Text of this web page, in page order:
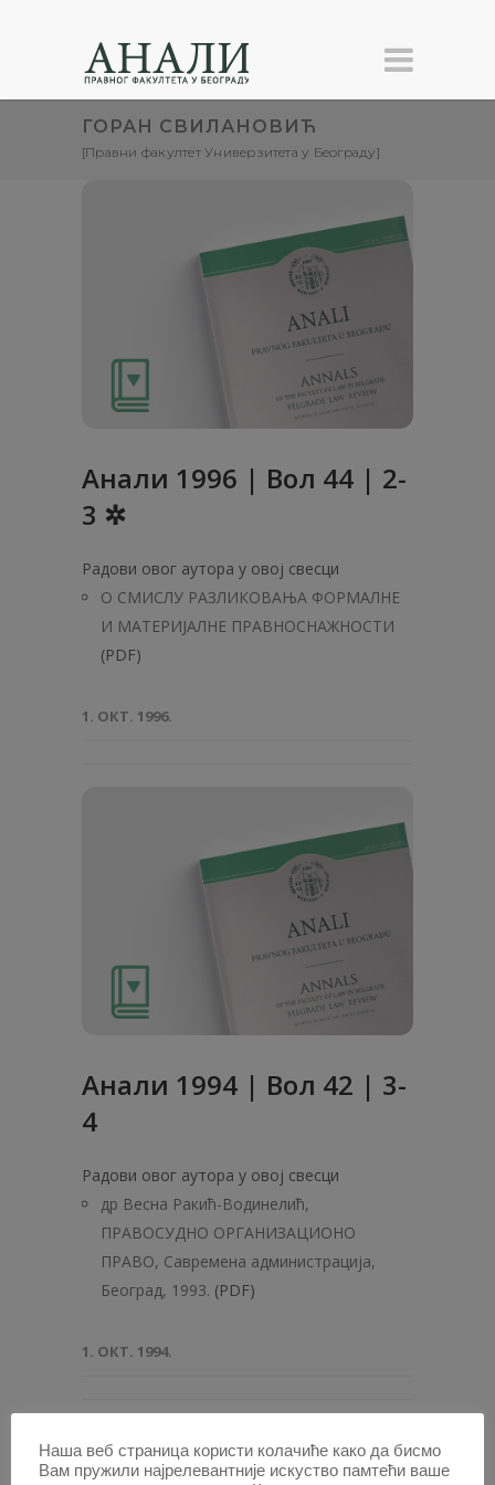
ГОРАН СВИЛАНОВИЋ
[Правни факултет Универзитета у Београду]
Анaли 1996 | Вол 44 | 2-
3 ✲
Радови овог аутора у овој свесци
О СМИСЛУ РАЗЛИКОВАЊА ФОРМАЛНЕ
И МАТЕРИЈАЛНЕ ПРАВНОСНАЖНОСТИ
(PDF)
1. ОКТ. 1996.
Анaли 1994 | Вол 42 | 3-
4
Радови овог аутора у овој свесци
др Весна Ракић-Водинелић,
ПРАВОСУДНО ОРГАНИЗАЦИОНО
ПРАВО, Савремена администрација,
Београд, 1993. (PDF)
1. ОКТ. 1994.
ПОТРАЖИТЕ АУТОРА /
Наша веб страница користи колачиће како да бисмо
Вам пружили најрелевантније искуство памтећи ваше